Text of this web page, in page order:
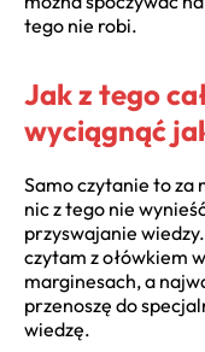
tego nie robi.
Jak z tego
wyciągnąć
Samo czytanie to za
nic z tego nie
przyswajanie
czytam z ołówkiem
marginesach, a
przenoszę do
wiedzę.